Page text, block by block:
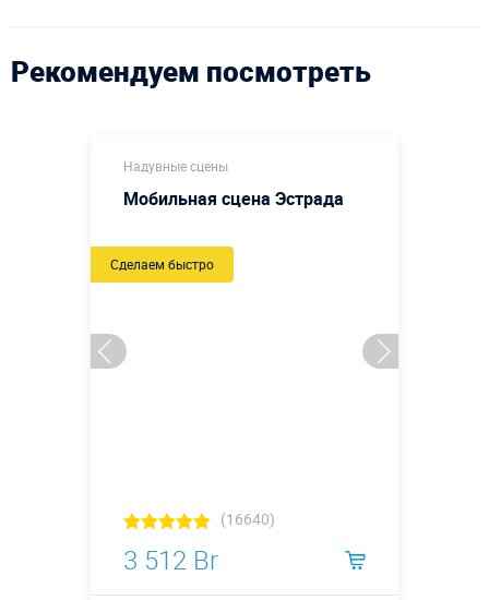
Рекомендуем посмотреть
Надувные сцены
Мобильная сцена Эстрада
Сделаем быстро
(16640)
3 512 Br